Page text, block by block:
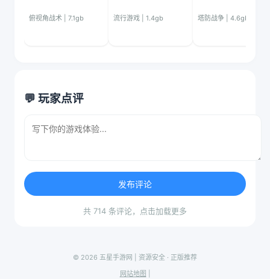
俯视角战术 | 7.1gb 流行游戏 | 1.4gb 塔防战争 | 4.6gb
💬 玩家点评
发布评论
共 714 条评论，点击加载更多
© 2026 五星手游网 | 资源安全 · 正版推荐
网站地图